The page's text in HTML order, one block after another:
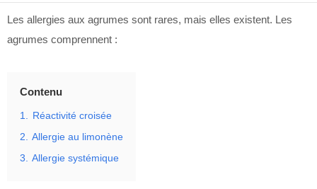
Les allergies aux agrumes sont rares, mais elles existent. Les
agrumes comprennent :
Contenu
1. Réactivité croisée
2. Allergie au limonène
3. Allergie systémique